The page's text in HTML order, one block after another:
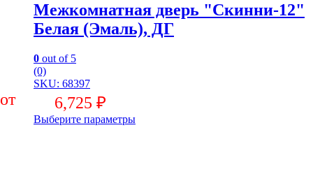
Межкомнатная дверь "Скинни-12"
Белая (Эмаль), ДГ
0 out of 5
(0)
SKU: 68397
6,725 ₽
Выберите параметры